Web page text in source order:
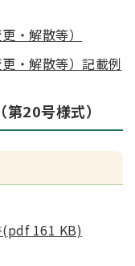
・解散等）
・解散等）記載例
20号様式）
(pdf 161 KB)